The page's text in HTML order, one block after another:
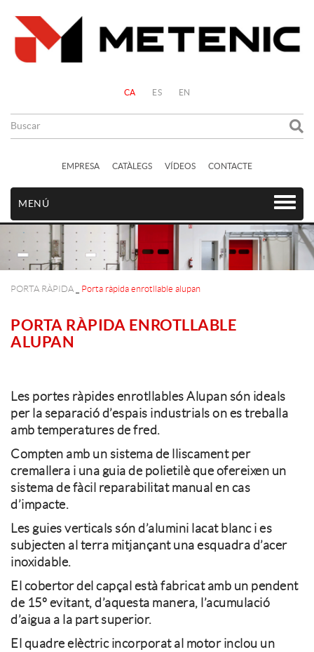
CA ES EN
EMPRESA CATÀLEGS VÍDEOS CONTACTE
MENÚ
PORTA RÀPIDA Porta ràpida enrotllable alupan
PORTA RÀPIDA ENROTLLABLE
ALUPAN
Les portes ràpides enrotllables Alupan són ideals
per la separació d’espais industrials on es treballa
amb temperatures de fred.
Compten amb un sistema de lliscament per
cremallera i una guia de polietilè que ofereixen un
sistema de fàcil reparabilitat manual en cas
d’impacte.
Les guies verticals són d’alumini lacat blanc i es
subjecten al terra mitjançant una esquadra d’acer
inoxidable.
El cobertor del capçal està fabricat amb un pendent
de 15º evitant, d’aquesta manera, l’acumulació
d’aigua a la part superior.
El quadre elèctric incorporat al motor inclou un